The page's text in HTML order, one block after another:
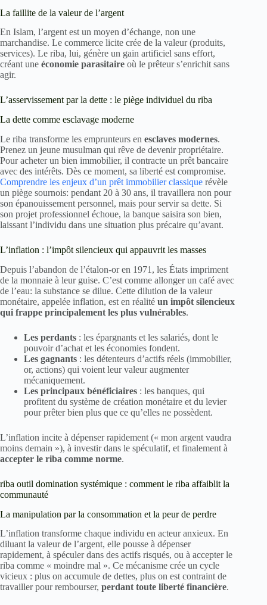
La faillite de la valeur de l’argent
En Islam, l’argent est un moyen d’échange, non une
marchandise. Le commerce licite crée de la valeur (produits,
services). Le riba, lui, génère un gain artificiel sans effort,
créant une économie parasitaire où le prêteur s’enrichit sans
agir.
L’asservissement par la dette : le piège individuel du riba
La dette comme esclavage moderne
Le riba transforme les emprunteurs en esclaves modernes.
Prenez un jeune musulman qui rêve de devenir propriétaire.
Pour acheter un bien immobilier, il contracte un prêt bancaire
avec des intérêts. Dès ce moment, sa liberté est compromise.
Comprendre les enjeux d’un prêt immobilier classique révèle
un piège sournois: pendant 20 à 30 ans, il travaillera non pour
son épanouissement personnel, mais pour servir sa dette. Si
son projet professionnel échoue, la banque saisira son bien,
laissant l’individu dans une situation plus précaire qu’avant.
L’inflation : l’impôt silencieux qui appauvrit les masses
Depuis l’abandon de l’étalon-or en 1971, les États impriment
de la monnaie à leur guise. C’est comme allonger un café avec
de l’eau: la substance se dilue. Cette dilution de la valeur
monétaire, appelée inflation, est en réalité un impôt silencieux
qui frappe principalement les plus vulnérables.
Les perdants : les épargnants et les salariés, dont le
pouvoir d’achat et les économies fondent.
Les gagnants : les détenteurs d’actifs réels (immobilier,
or, actions) qui voient leur valeur augmenter
mécaniquement.
Les principaux bénéficiaires : les banques, qui
profitent du système de création monétaire et du levier
pour prêter bien plus que ce qu’elles ne possèdent.
L’inflation incite à dépenser rapidement (« mon argent vaudra
moins demain »), à investir dans le spéculatif, et finalement à
accepter le riba comme norme.
riba outil domination systémique : comment le riba affaiblit la
communauté
La manipulation par la consommation et la peur de perdre
L’inflation transforme chaque individu en acteur anxieux. En
diluant la valeur de l’argent, elle pousse à dépenser
rapidement, à spéculer dans des actifs risqués, ou à accepter le
riba comme « moindre mal ». Ce mécanisme crée un cycle
vicieux : plus on accumule de dettes, plus on est contraint de
travailler pour rembourser, perdant toute liberté financière.